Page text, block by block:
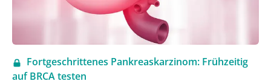
Fortgeschrittenes Pankreaskarzinom: Frühzeitig
auf BRCA testen